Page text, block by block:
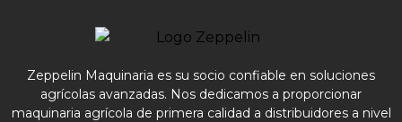
Zeppelin Maquinaria es su socio confiable en soluciones
agrícolas avanzadas. Nos dedicamos a proporcionar
maquinaria agrícola de primera calidad a distribuidores a nivel